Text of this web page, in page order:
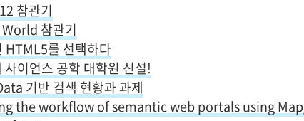
참관기
참관기
HTML5를 선택하다
사이언스 공학 대학원 신설!
기반 검색 현황과 과제
the workflow of semantic web portals using